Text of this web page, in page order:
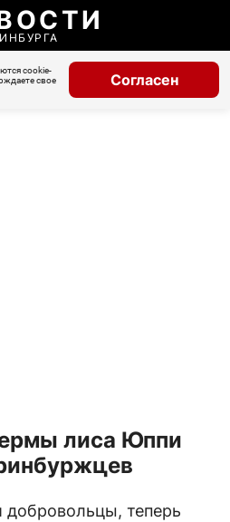
cookie-
свое
Согласен
лиса Юппи
теперь